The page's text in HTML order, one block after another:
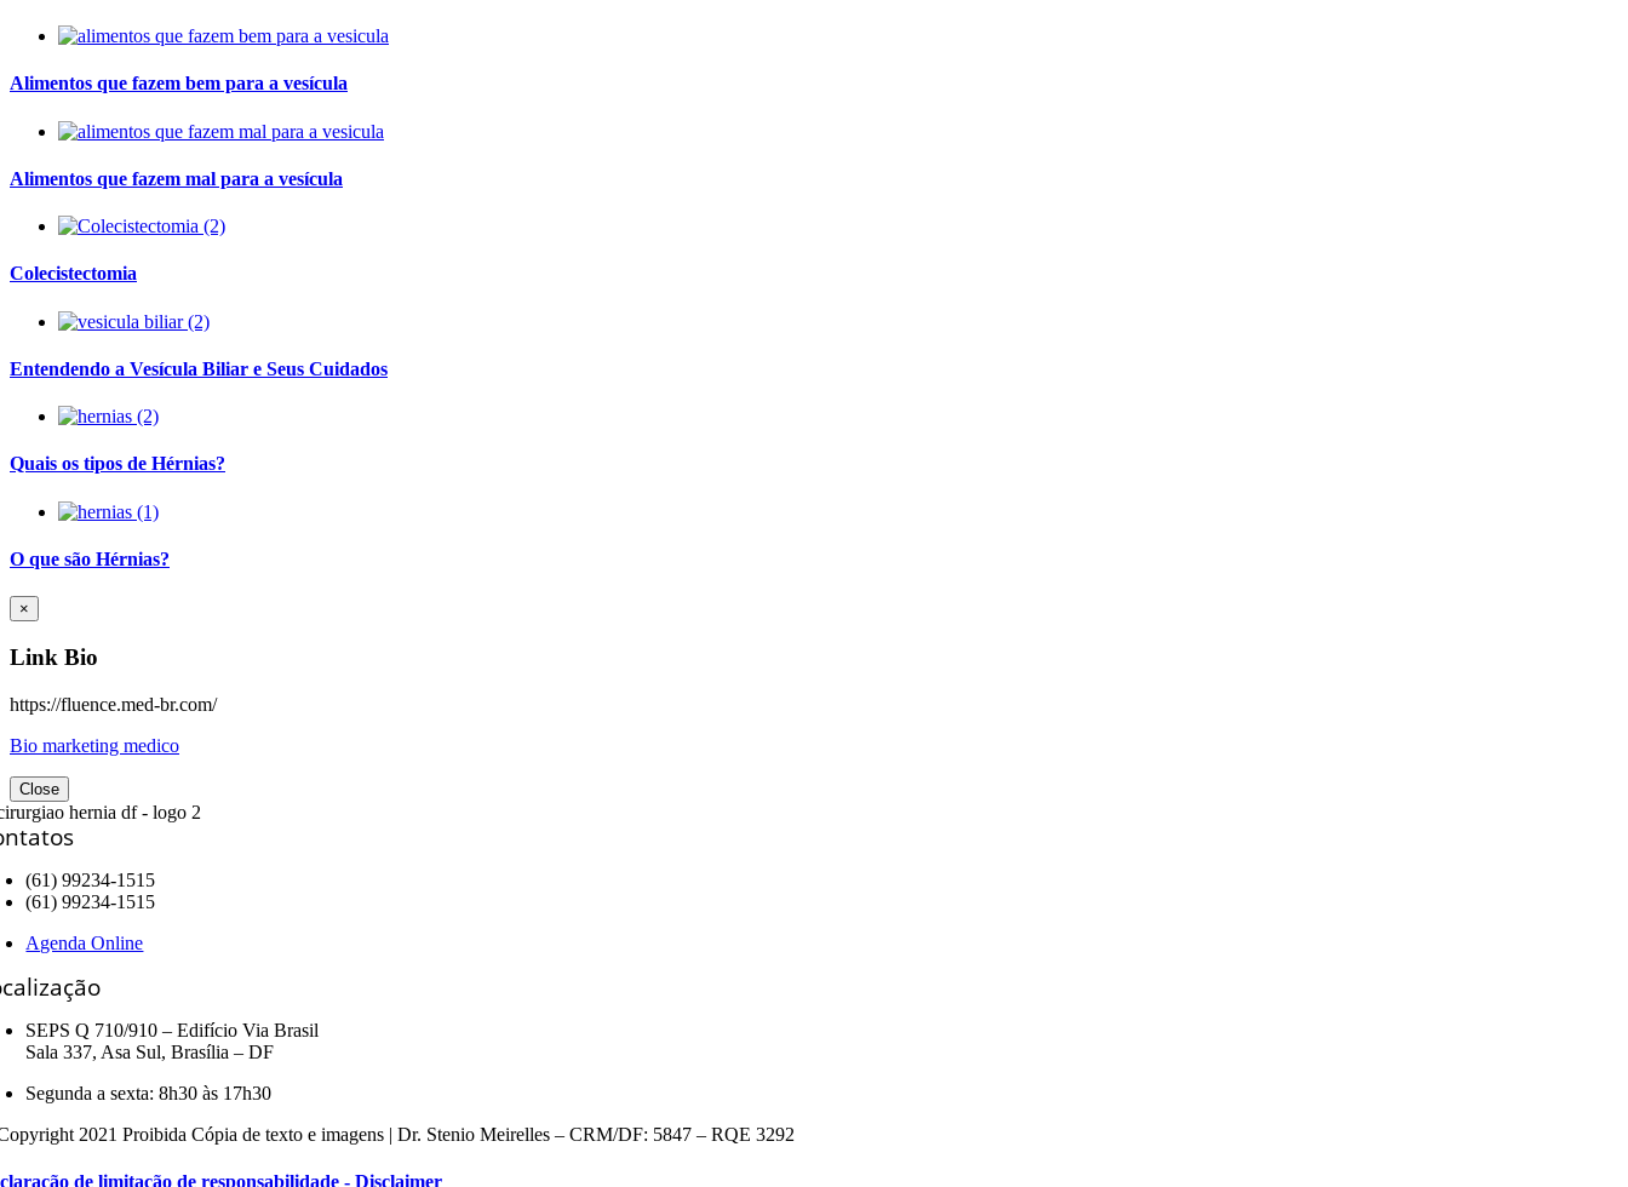
Alimentos que fazem bem para a vesícula
Alimentos que fazem mal para a vesícula
Colecistectomia
Entendendo a Vesícula Biliar e Seus Cuidados
Quais os tipos de Hérnias?
O que são Hérnias?
×
Link Bio
https://fluence.med-br.com/
Bio marketing medico
Close
(61) 99234-1515
(61) 99234-1515
Agenda Online
SEPS Q 710/910 – Edifício Via Brasil
Sala 337, Asa Sul, Brasília – DF
Segunda a sexta: 8h30 às 17h30
2021 Proibida Cópia de texto e imagens | Dr. Stenio Meirelles – CRM/DF: 5847 – RQE 3292
de limitação de responsabilidade - Disclaimer